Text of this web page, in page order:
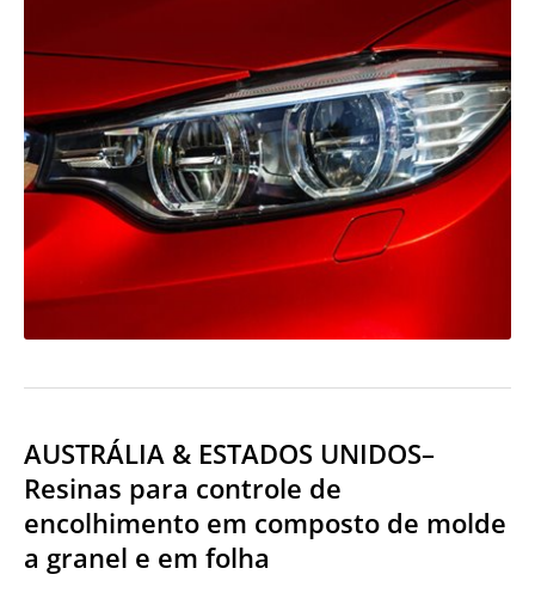
AUSTRÁLIA & ESTADOS UNIDOS–
Resinas para controle de
encolhimento em composto de molde
a granel e em folha